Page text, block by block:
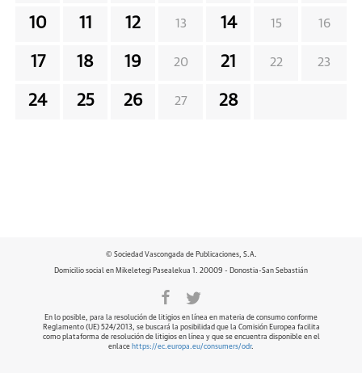
10 11 12 13 14 15 16
17 18 19 20 21 22 23
24 25 26 27 28
© Sociedad Vascongada de Publicaciones, S.A.
Domicilio social en Mikeletegi Pasealekua 1. 20009 - Donostia-San Sebastián
En lo posible, para la resolución de litigios en línea en materia de consumo conforme
Reglamento (UE) 524/2013, se buscará la posibilidad que la Comisión Europea facilita
como plataforma de resolución de litigios en línea y que se encuentra disponible en el
enlace https://ec.europa.eu/consumers/odr.